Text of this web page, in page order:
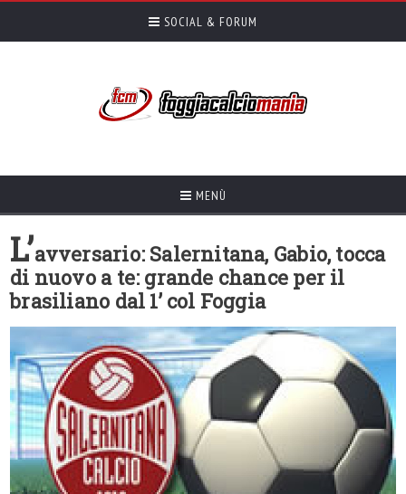
SOCIAL & FORUM
MENÙ
L’avversario: Salernitana, Gabio, tocca
di nuovo a te: grande chance per il
brasiliano dal 1’ col Foggia